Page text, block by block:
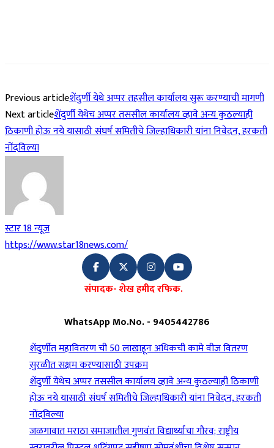
Previous articleशेंदुर्णी येथे अप्पर तहसील कार्यालय सुरू करण्याची मागणी
Next articleशेंदुर्णी येथेच अप्पर तससील कार्यालय व्हावे अन्य कुठल्याही
ठिकाणी होऊ नये यासाठी संघर्ष समितीचे जिल्हाधिकारी यांना निवेदन, हरकती
नोंदविल्या
स्टार 18 न्यूज
https://www.star18news.com/
संपादक- शेख हमीद रफिक.
WhatsApp Mo.No. - 9405442786
शेंदुर्णीत महावितरण ची 50 लाखाहून अधिकची कामे वीज वितरण
सुरळीत सक्षम करण्यासाठी उपक्रम
शेंदुर्णी येथेच अप्पर तससील कार्यालय व्हावे अन्य कुठल्याही ठिकाणी
होऊ नये यासाठी संघर्ष समितीचे जिल्हाधिकारी यांना निवेदन, हरकती
नोंदविल्या
जळगावात मराठा समाजातील गुणवंत विद्यार्थ्यांचा गौरव; राष्ट्रीय